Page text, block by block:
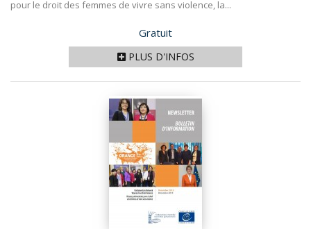
pour le droit des femmes de vivre sans violence, la...
Prix
Gratuit
PLUS D'INFOS